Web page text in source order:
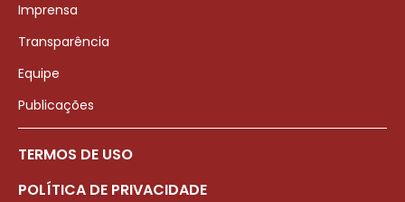
Imprensa
Transparência
Equipe
Publicações
TERMOS DE USO
POLÍTICA DE PRIVACIDADE